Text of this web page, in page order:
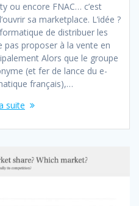
ou encore FNAC… c’est
sa marketplace. L’idée ?
de distribuer les
pas proposer à la vente en
Alors que le groupe
(et fer de lance du e-
français),…
suite